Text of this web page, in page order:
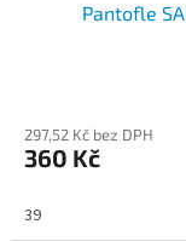
Pantofle
297,52 Kč bez DPH
360 Kč
39